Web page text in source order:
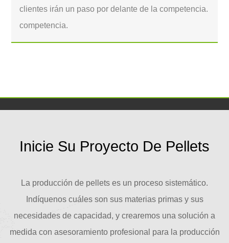
clientes irán un paso por delante de la competencia.
competencia.
Inicie Su Proyecto De Pellets
La producción de pellets es un proceso sistemático.
Indíquenos cuáles son sus materias primas y sus
necesidades de capacidad, y crearemos una solución a
medida con asesoramiento profesional para la producción